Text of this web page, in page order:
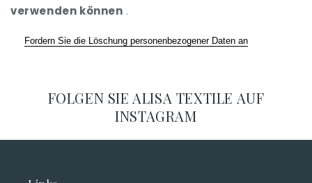
verwenden können .
Fordern Sie die Löschung personenbezogener Daten an
FOLGEN SIE ALISA TEXTILE AUF
INSTAGRAM